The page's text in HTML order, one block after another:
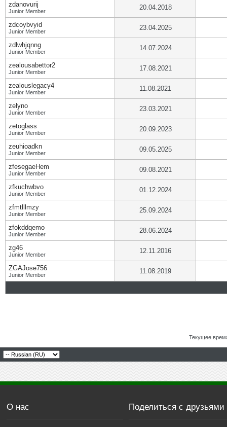
zdanovurij
Junior Member 20.04.2018
zdcoybvyid
Junior Member 23.04.2025
zdlwhjqnng
Junior Member 14.07.2024
zealousabettor2
Junior Member 17.08.2021
zealouslegacy4
Junior Member 11.08.2021
zelyno
Junior Member 23.03.2021
zetoglass
Junior Member 20.09.2023
zeuhioadkn
Junior Member 09.05.2025
zfesegaeHem
Junior Member 09.08.2021
zfkuchwbvo
Junior Member 01.12.2024
zfmtlllmzy
Junior Member 25.09.2024
zfokddqemo
Junior Member 28.06.2024
zg46
Junior Member 12.11.2016
ZGAJose756
Junior Member 11.08.2019
Текущее
О нас Поделиться с друзьями